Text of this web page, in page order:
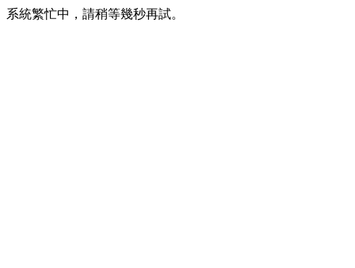
系統繁忙中，請稍等幾秒再試。